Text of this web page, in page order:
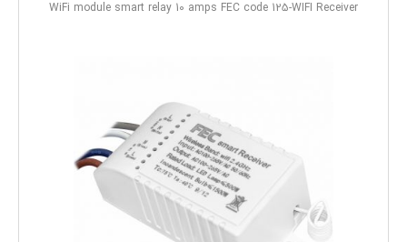
WiFi module smart relay 10 amps FEC code 125-WIFI Receiver